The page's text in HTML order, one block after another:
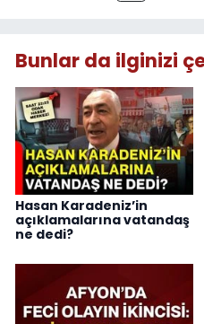
Bunlar da ilginizi
Hasan Karadeniz’in
açıklamalarına vatandaş
ne dedi?